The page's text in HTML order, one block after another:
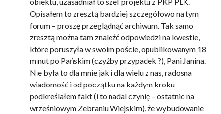
Opisałem to zresztą bardziej szczegółowo na tym
forum – proszę przeglądnąć archiwum. Tak samo
zresztą można tam znaleźć odpowiedzi na kwestie,
które poruszyła w swoim poście, opublikowanym 18
minut po Pańskim (czyżby przypadek ?), Pani Janina.
Nie była to dla mnie jak i dla wielu z nas, radosna
wiadomość i od początku na każdym kroku
podkreślałem fakt (i to nadal czynię – ostatnio na
wrześniowym Zebraniu Wiejskim), że wybudowanie